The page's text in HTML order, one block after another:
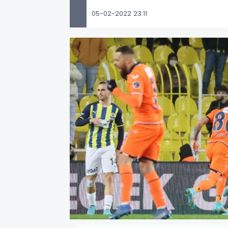
05-02-2022 23:11